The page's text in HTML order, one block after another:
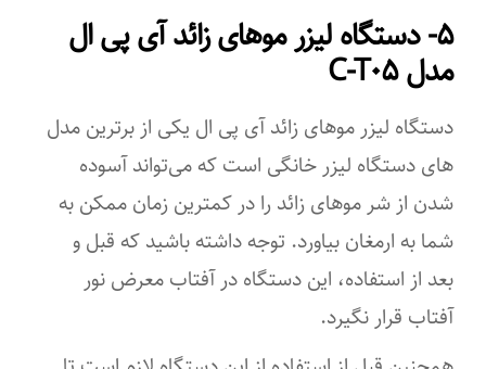
امکانات ابزار
سیستم خاموشی خودکار
تعداد سری
۵- دستگاه لیزر موهای زائد آی پی ال
مدل C-T۰۵
دستگاه لیزر موهای زائد آی پی ال یکی از برترین مدل
های دستگاه‌ لیزر خانگی است که می‌تواند آسوده
شدن از شر موهای زائد را در کمترین زمان ممکن به
شما به ارمغان بیاورد. توجه داشته باشید که قبل و
بعد ‌از استفاده، این دستگاه در آفتاب معرض نور
آفتاب قرار نگیرد.